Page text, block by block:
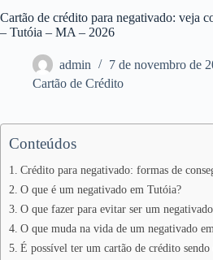
Cartão de crédito para negativado: veja
– Tutóia – MA – 2026
admin
7 de novembro de
Cartão de Crédito
Conteúdos
Crédito para negativado: formas de
O que é um negativado em Tutóia?
O que fazer para evitar ser um
O que muda na vida de um negativado
É possível ter um cartão de crédito